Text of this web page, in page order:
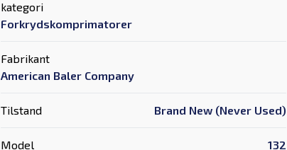
kategori
Forkrydskomprimatorer
Fabrikant
American Baler Company
Tilstand Brand New (Never Used)
Model 132